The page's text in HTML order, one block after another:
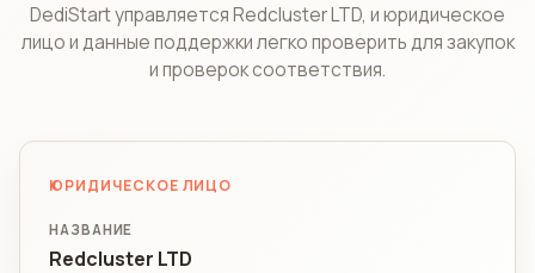
DediStart управляется Redcluster LTD, и юридическое
лицо и данные поддержки легко проверить для закупок
и проверок соответствия.
ЮРИДИЧЕСКОЕ ЛИЦО
НАЗВАНИЕ
Redcluster LTD